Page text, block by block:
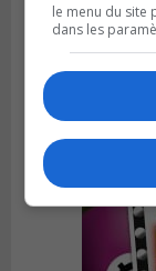
transport
le menu du site
dans les